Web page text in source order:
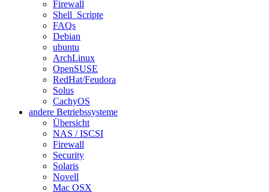
Firewall
Shell_Scripte
FAQs
Debian
ubuntu
ArchLinux
OpenSUSE
RedHat/Feudora
Solus
CachyOS
andere Betriebssysteme
Übersicht
NAS / ISCSI
Firewall
Security
Solaris
Novell
Mac OSX